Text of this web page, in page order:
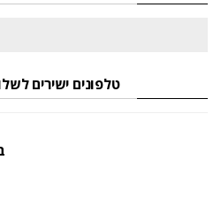
טלפונים ישירים